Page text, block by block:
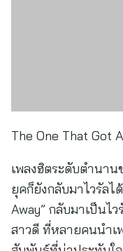
สัมพันธ์ที่น่าประทับใจ
หูของเพลงดังขึ้นเมื่
สิบ จนตอนนี้ไม่ว่าจ
เพลงนี้เต็มไปหมด ใ
Tiktok
@catturnmeow กัน